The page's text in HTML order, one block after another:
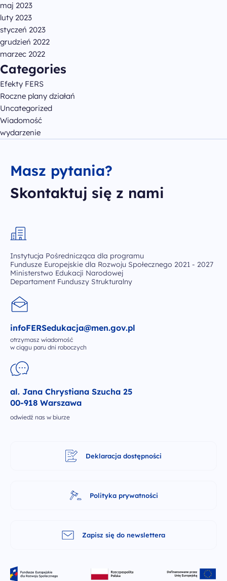
maj 2023
luty 2023
styczeń 2023
grudzień 2022
marzec 2022
Categories
Efekty FERS
Roczne plany działań
Uncategorized
Wiadomość
wydarzenie
Masz pytania?
Skontaktuj się z nami
Instytucja Pośrednicząca dla programu
Fundusze Europejskie dla Rozwoju Społecznego 2021 - 2027
Ministerstwo Edukacji Narodowej
Departament Funduszy Strukturalny
infoFERSedukacja@men.gov.pl
otrzymasz wiadomość
w ciągu paru dni roboczych
al. Jana Chrystiana Szucha 25
00-918 Warszawa
odwiedź nas w biurze
Deklaracja dostępności
Polityka prywatności
Zapisz się do newslettera
Fundusze Europejskie dla Rozwoju Społecznego
Rzeczpospolita PolskaDofinansowane